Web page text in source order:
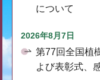
について
2026年8月7日
第77回全国植
よび表彰式、